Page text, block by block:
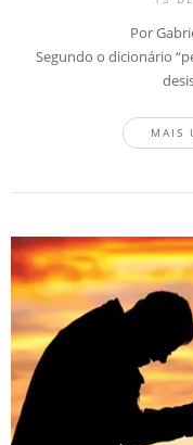
Por
Segundo o dicionário
MAIS